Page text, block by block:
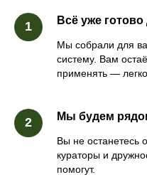
Всё уже
Мы собрали для
систему. Вам
применять —
Мы будем
Вы не останетесь
кураторы и
помогут.